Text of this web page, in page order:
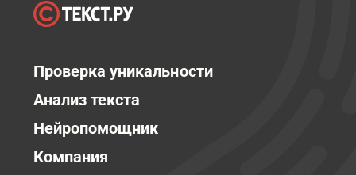
Проверка уникальности
Анализ текста
Нейропомощник
Компания